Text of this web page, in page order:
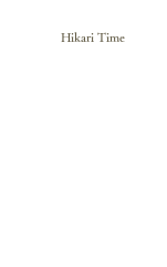
Hikari Time